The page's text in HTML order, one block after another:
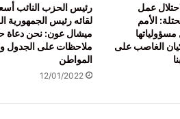
عمل
الأمم
الغاصب على
رئيس الحزب النائب
لقائه رئيس الجمهورية
ميشال عون: نحن دعاة
ملاحظات على الجدول
المواطن
12/01/2022